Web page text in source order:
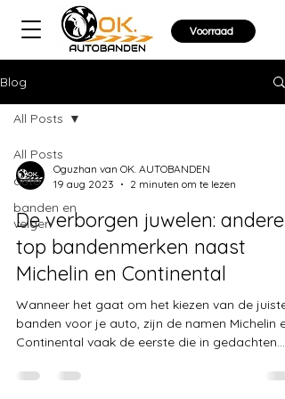
Voorraad
Blog
All Posts
auto
banden en
velgen
All Posts
Oguzhan van OK. AUTOBANDEN
19 aug 2023
2 minuten om te lezen
De verborgen juwelen: andere
top bandenmerken naast
Michelin en Continental
Wanneer het gaat om het kiezen van de juiste
banden voor je auto, zijn de namen Michelin en
Continental vaak de eerste die in gedachten...